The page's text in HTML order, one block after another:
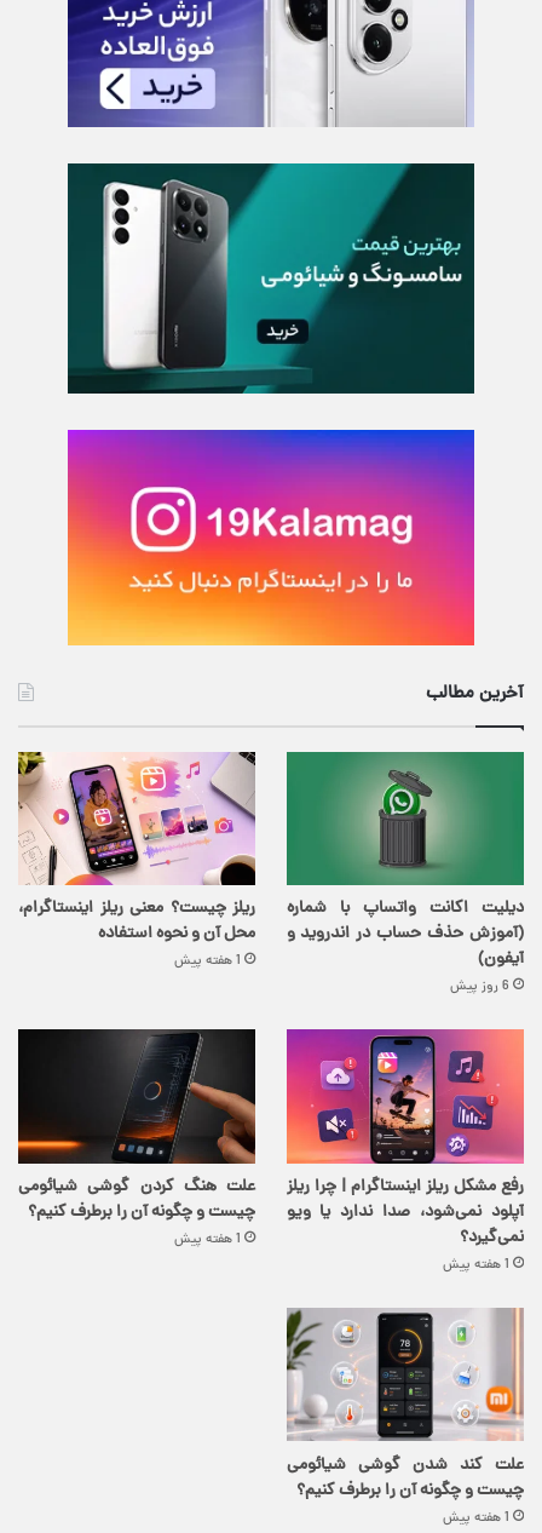
آخرین مطالب
دیلیت اکانت واتساپ با شماره
(آموزش حذف حساب در اندروید و
آیفون)
6 روز پیش
ریلز چیست؟ معنی ریلز اینستاگرام،
محل آن و نحوه استفاده
1 هفته پیش
رفع مشکل ریلز اینستاگرام | چرا ریلز
آپلود نمی‌شود، صدا ندارد یا ویو
نمی‌گیرد؟
1 هفته پیش
علت هنگ کردن گوشی شیائومی
چیست و چگونه آن را برطرف کنیم؟
1 هفته پیش
علت کند شدن گوشی شیائومی
چیست و چگونه آن را برطرف کنیم؟
1 هفته پیش